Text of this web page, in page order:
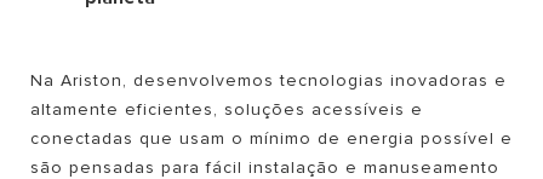
Na Ariston, desenvolvemos tecnologias inovadoras e
altamente eficientes, soluções acessíveis e
conectadas que usam o mínimo de energia possível e
são pensadas para fácil instalação e manuseamento